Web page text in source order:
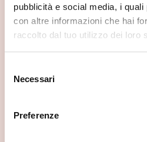
pubblicità e social media, i
con altre informazioni che hai
raccolto dal tuo utilizzo dei loro
delNecessari
Preferenze
Mulino di Bottonera
Chiavenna